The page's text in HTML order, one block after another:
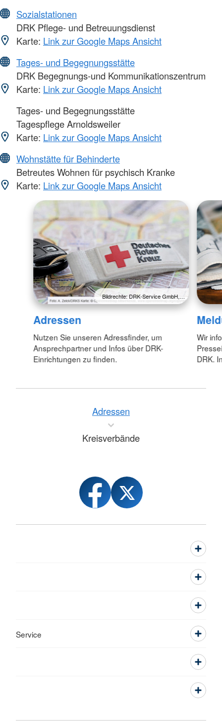
Sozialstationen
DRK Pflege- und Betreuungsdienst
Karte: Link zur Google Maps Ansicht
Tages- und Begegnungsstätte
DRK Begegnungs-und Kommunikationszentrum
Karte: Link zur Google Maps Ansicht
Tages- und Begegnungsstätte
Tagespflege Arnoldsweiler
Karte: Link zur Google Maps Ansicht
Wohnstätte für Behinderte
Betreutes Wohnen für psychisch Kranke
Karte: Link zur Google Maps Ansicht
Bildrechte: DRK-Service GmbH,…
Adressen
Nutzen Sie unseren Adressfinder, um
Ansprechpartner und Infos über DRK-
Einrichtungen zu finden.
Wir
DRK.
Adressen
Kreisverbände
Service